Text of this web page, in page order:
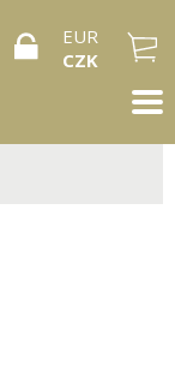
EUR
CZK